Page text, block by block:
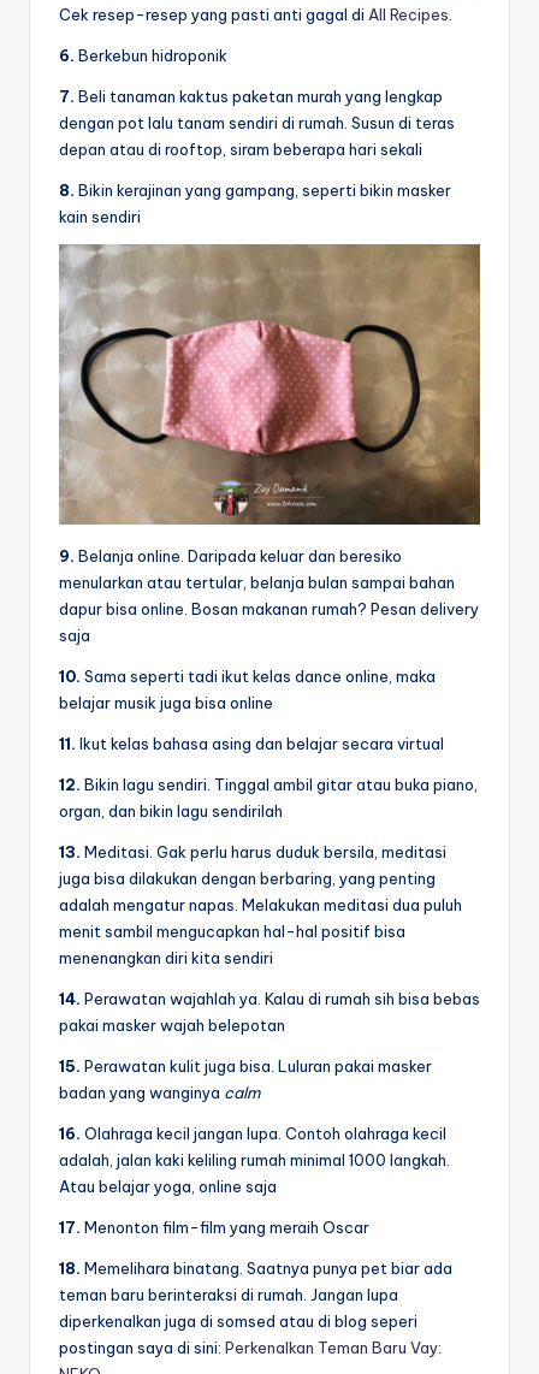
Cek resep-resep yang pasti anti gagal di All Recipes
6. Berkebun hidroponik
7. Beli tanaman kaktus paketan murah yang lengkap
dengan pot lalu tanam sendiri di rumah. Susun di teras
depan atau di rooftop, siram beberapa hari sekali
8. Bikin kerajinan yang gampang, seperti bikin masker
kain sendiri
9. Belanja online. Daripada keluar dan beresiko
menularkan atau tertular, belanja bulan sampai bahan
dapur bisa online. Bosan makanan rumah? Pesan delivery
saja
10. Sama seperti tadi ikut kelas dance online, maka
belajar musik juga bisa online
11. Ikut kelas bahasa asing dan belajar secara virtual
12. Bikin lagu sendiri. Tinggal ambil gitar atau buka piano,
organ, dan bikin lagu sendirilah
13. Meditasi. Gak perlu harus duduk bersila, meditasi
juga bisa dilakukan dengan berbaring, yang penting
adalah mengatur napas. Melakukan meditasi dua puluh
menit sambil mengucapkan hal-hal positif bisa
menenangkan diri kita sendiri
14. Perawatan wajahlah ya. Kalau di rumah sih bisa bebas
pakai masker wajah belepotan
15. Perawatan kulit juga bisa. Luluran pakai masker
badan yang wanginya calm
16. Olahraga kecil jangan lupa. Contoh olahraga kecil
adalah, jalan kaki keliling rumah minimal 1000 langkah.
Atau belajar yoga, online saja
17. Menonton film-film yang meraih Oscar
18. Memelihara binatang. Saatnya punya pet biar ada
teman baru berinteraksi di rumah. Jangan lupa
diperkenalkan juga di somsed atau di blog seperi
postingan saya di sini: Perkenalkan Teman Baru Vay: